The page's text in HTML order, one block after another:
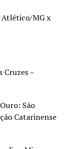
Atlético/MG x
Cruzes –
São
Catarinense